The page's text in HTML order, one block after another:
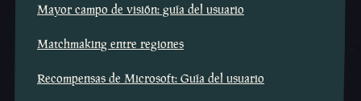
Mayor campo de visión: guía del usuario
Matchmaking entre regiones
Recompensas de Microsoft: Guía del usuario